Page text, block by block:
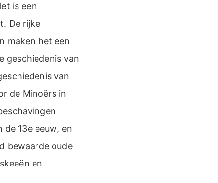
is een
De rijke
maken het een
geschiedenis van
van
de Minoërs in
13e eeuw, en
bewaarde oude
en